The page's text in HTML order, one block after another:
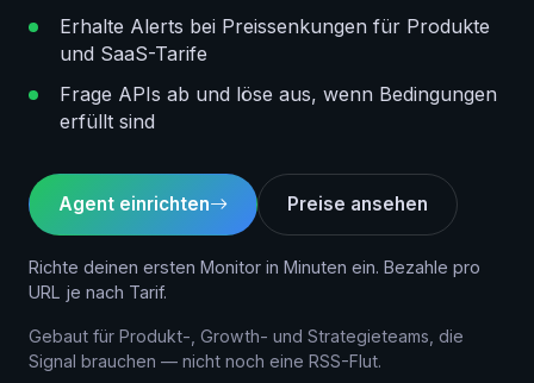
Erhalte Alerts bei Preissenkungen für Produkte
und SaaS-Tarife
Frage APIs ab und löse aus, wenn Bedingungen
erfüllt sind
Agent einrichten Preise ansehen
Richte deinen ersten Monitor in Minuten ein. Bezahle pro
URL je nach Tarif.
Gebaut für Produkt-, Growth- und Strategieteams, die
Signal brauchen — nicht noch eine RSS-Flut.